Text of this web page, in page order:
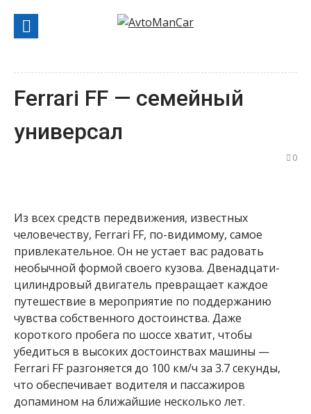
содержанию
Ferrari FF — семейный
универсал
0
Из всех средств передвижения, известных
человечеству, Ferrari FF, по-видимому, самое
привлекательное. Он не устает вас радовать
необычной формой своего кузова. Двенадцати-
цилиндровый двигатель превращает каждое
путешествие в мероприятие по поддержанию
чувства собственного достоинства. Даже
короткого пробега по шоссе хватит, чтобы
убедиться в высоких достоинствах машины —
Ferrari FF разгоняется до 100 км/ч за 3.7 секунды,
что обеспечивает водителя и пассажиров
допамином на ближайшие несколько лет.